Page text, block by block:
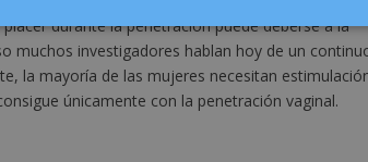
durante la penetración puede deberse a la
muchos investigadores hablan hoy de un
la mayoría de las mujeres necesitan
únicamente con la penetración vaginal.